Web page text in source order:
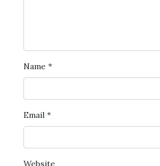
Name *
Email *
Website